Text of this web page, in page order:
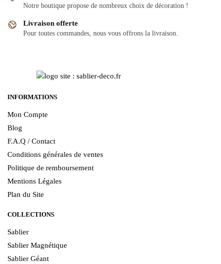
Notre boutique propose de nombreux choix de décoration !
Livraison offerte
Pour toutes commandes, nous vous offrons la livraison.
INFORMATIONS
Mon Compte
Blog
F.A.Q / Contact
Conditions générales de ventes
Politique de remboursement
Mentions Légales
Plan du Site
COLLECTIONS
Sablier
Sablier Magnétique
Sablier Géant